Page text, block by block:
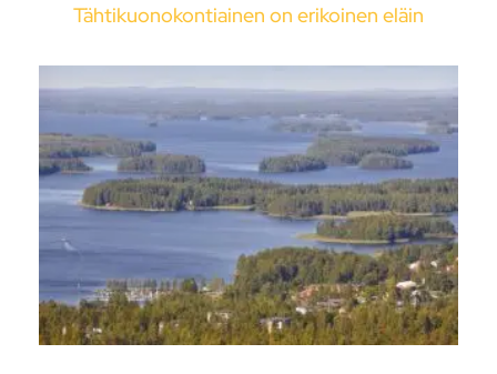
Tähtikuonokontiainen on erikoinen eläin